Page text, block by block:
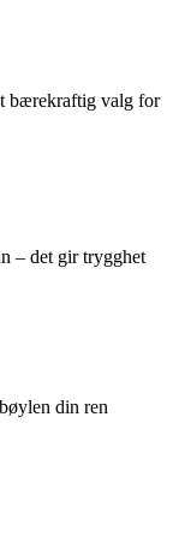
bærekraftig valg for
– det gir trygghet
din ren